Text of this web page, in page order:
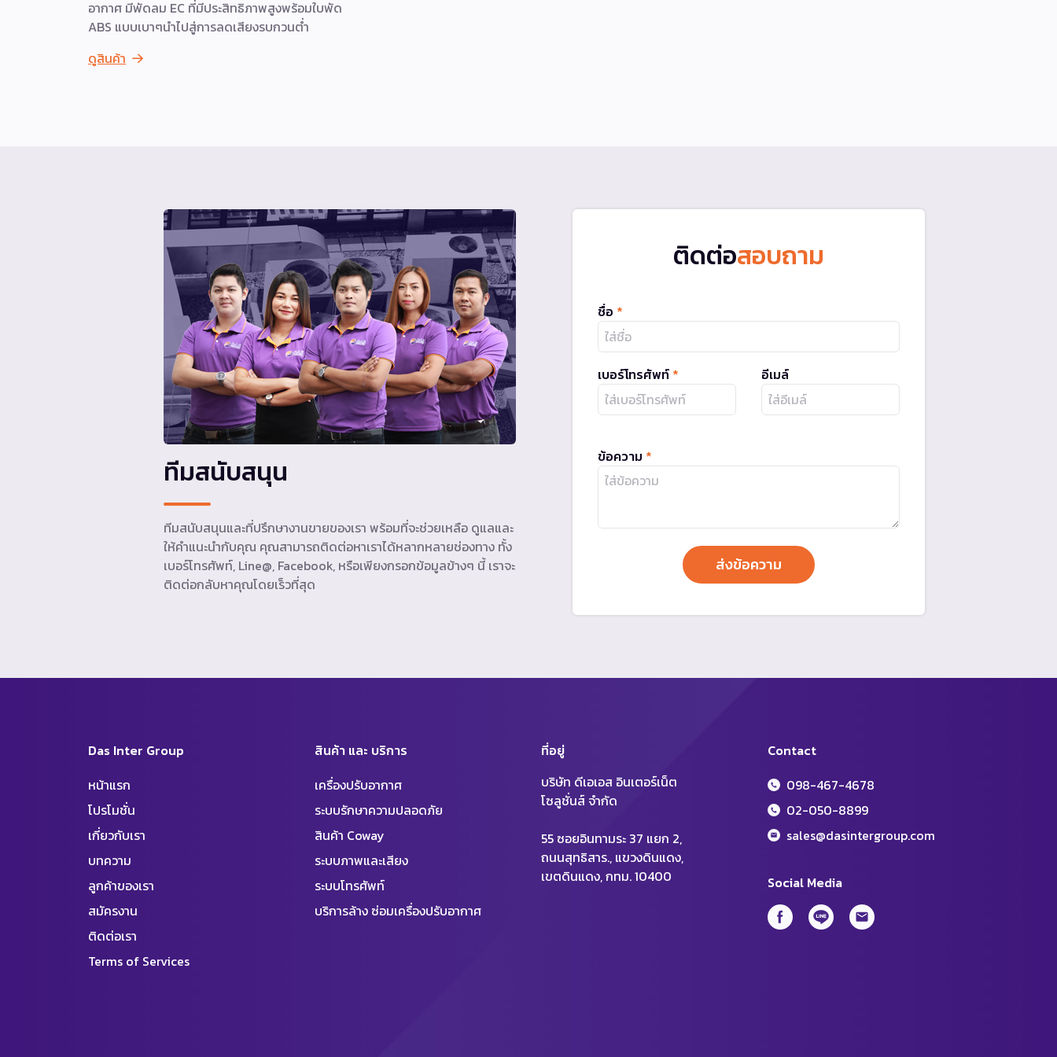
อากาศ มีพัดลม EC ที่มีประสิทธิภาพสูงพร้อมใบพัด
ABS แบบเบาๆนำไปสู่การลดเสียงรบกวนต่ำ
ดูสินค้า
ติดต่อสอบถาม
ชื่อ *
เบอร์โทรศัพท์ * อีเมล์
ข้อความ *
ทีมสนับสนุน
ทีมสนับสนุนและที่ปรึกษางานขายของเรา พร้อมที่จะช่วยเหลือ ดูแลและ
ให้คำแนะนำกับคุณ คุณสามารถติดต่อหาเราได้หลากหลายช่องทาง ทั้ง
เบอร์โทรศัพท์, Line@, Facebook, หรือเพียงกรอกข้อมูลข้างๆ นี้ เราจะ
ติดต่อกลับหาคุณโดยเร็วที่สุด
Das Inter Group
หน้าแรก
โปรโมชั่น
เกี่ยวกับเรา
บทความ
ลูกค้าของเรา
สมัครงาน
ติดต่อเรา
Terms of Services
สินค้า และ บริการ
เครื่องปรับอากาศ
ระบบรักษาความปลอดภัย
สินค้า Coway
ระบบภาพและเสียง
ระบบโทรศัพท์
บริการล้าง ซ่อมเครื่องปรับอากาศ
Social Media
Contact
098-467-4678
02-050-8899
sales@dasintergroup.com
ที่อยู่
บริษัท ดีเอเอส อินเตอร์เน็ต
โซลูชั่นส์ จำกัด
55 ซอยอินทามระ 37 แยก 2,
ถนนสุทธิสาร., แขวงดินแดง,
เขตดินแดง, กทม. 10400